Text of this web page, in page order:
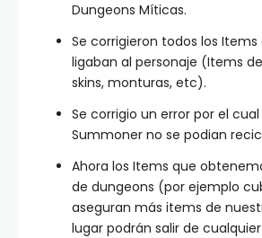
Dungeons Míticas.
Se corrigieron todos los Items
ligaban al personaje (Items
skins, monturas, etc).
Se corrigio un error por el
Summoner no se podian
Ahora los Items que
de dungeons (por ejemplo
aseguran más items de
lugar podrán salir de